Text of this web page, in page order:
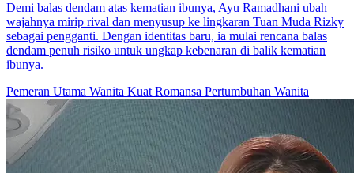
Demi balas dendam atas kematian ibunya, Ayu Ramadhani ubah
wajahnya mirip rival dan menyusup ke lingkaran Tuan Muda Rizky
sebagai pengganti. Dengan identitas baru, ia mulai rencana balas
dendam penuh risiko untuk ungkap kebenaran di balik kematian
ibunya.
Pemeran Utama Wanita Kuat Romansa Pertumbuhan Wanita